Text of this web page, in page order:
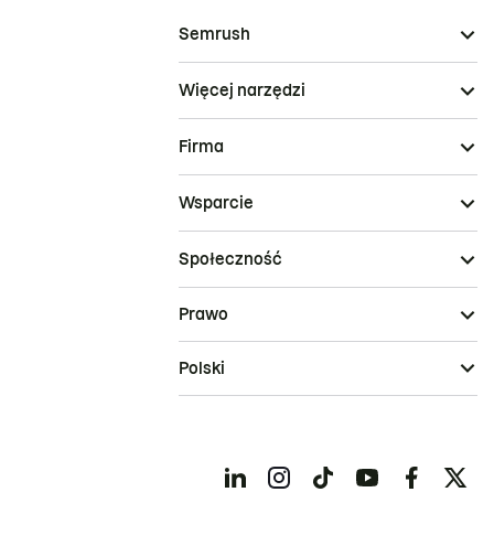
Semrush
Więcej narzędzi
Firma
Wsparcie
Społeczność
Prawo
Polski